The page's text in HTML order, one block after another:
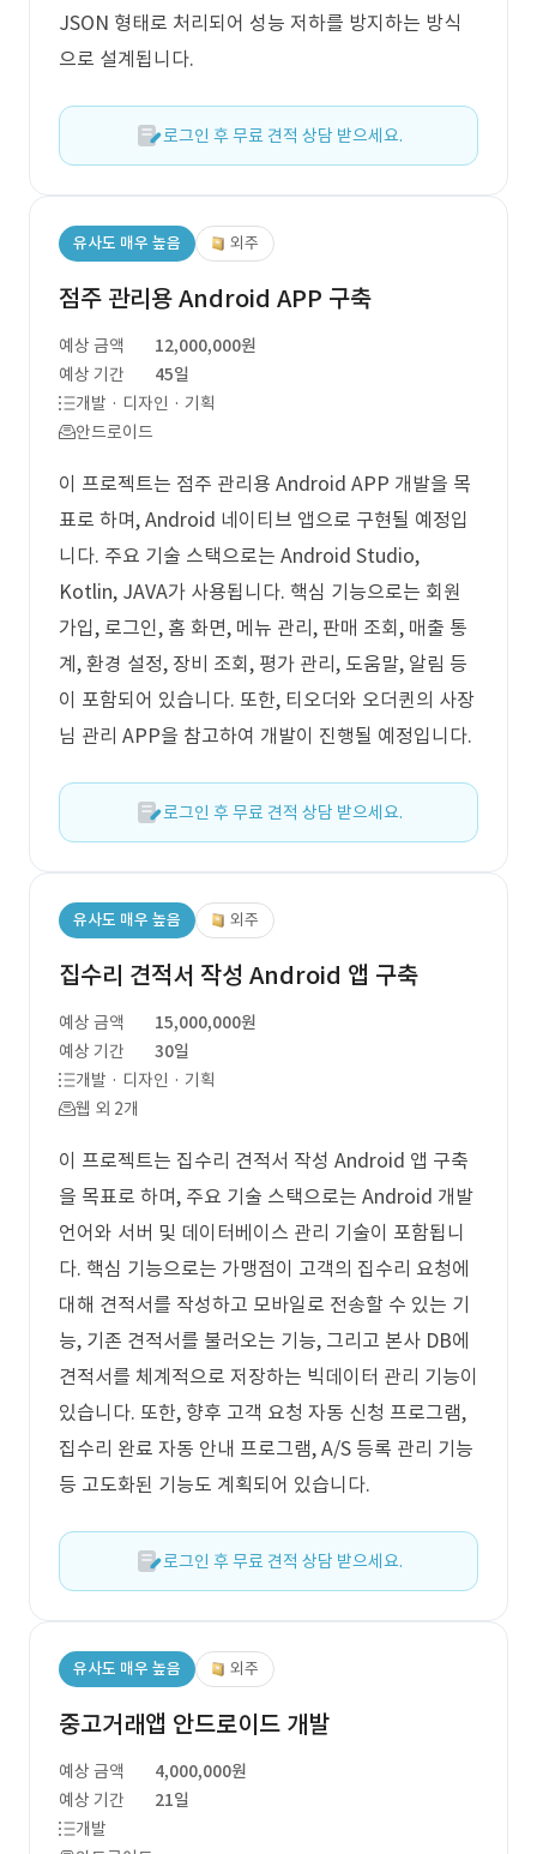
JSON 형태로 처리되어 성능 저하를 방지하는 방식
으로 설계됩니다.
로그인 후 무료 견적 상담 받으세요.
유사도 매우 높음 외주
점주 관리용 Android APP 구축
예상 금액
12,000,000원
예상 기간
45일
개발 · 디자인 · 기획
안드로이드
이 프로젝트는 점주 관리용 Android APP 개발을 목
표로 하며, Android 네이티브 앱으로 구현될 예정입
니다. 주요 기술 스택으로는 Android Studio,
Kotlin, JAVA가 사용됩니다. 핵심 기능으로는 회원
가입, 로그인, 홈 화면, 메뉴 관리, 판매 조회, 매출 통
계, 환경 설정, 장비 조회, 평가 관리, 도움말, 알림 등
이 포함되어 있습니다. 또한, 티오더와 오더퀸의 사장
님 관리 APP을 참고하여 개발이 진행될 예정입니다.
로그인 후 무료 견적 상담 받으세요.
유사도 매우 높음 외주
집수리 견적서 작성 Android 앱 구축
예상 금액
15,000,000원
예상 기간
30일
개발 · 디자인 · 기획
웹 외 2개
이 프로젝트는 집수리 견적서 작성 Android 앱 구축
을 목표로 하며, 주요 기술 스택으로는 Android 개발
언어와 서버 및 데이터베이스 관리 기술이 포함됩니
다. 핵심 기능으로는 가맹점이 고객의 집수리 요청에
대해 견적서를 작성하고 모바일로 전송할 수 있는 기
능, 기존 견적서를 불러오는 기능, 그리고 본사 DB에
견적서를 체계적으로 저장하는 빅데이터 관리 기능이
있습니다. 또한, 향후 고객 요청 자동 신청 프로그램,
집수리 완료 자동 안내 프로그램, A/S 등록 관리 기능
등 고도화된 기능도 계획되어 있습니다.
로그인 후 무료 견적 상담 받으세요.
유사도 매우 높음 외주
중고거래앱 안드로이드 개발
예상 금액
4,000,000원
예상 기간
21일
개발